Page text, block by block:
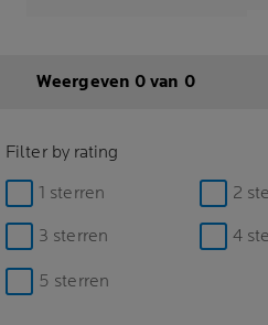
Weergeven 0 van 0
Filter by rating
1 sterren
2
3 sterren 4
5 sterren